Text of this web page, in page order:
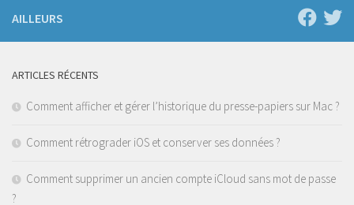
AILLEURS
ARTICLES RÉCENTS
Comment afficher et gérer l’historique du presse-papiers sur Mac ?
Comment rétrograder iOS et conserver ses données ?
Comment supprimer un ancien compte iCloud sans mot de passe
?